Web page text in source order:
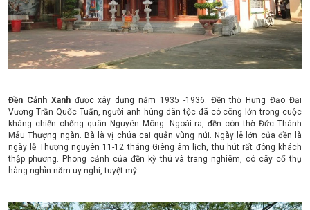
Đền Cảnh Xanhđược xây dựng năm 1935 -1936. Đền thờ Hưng Đạo Đại
Vương Trần Quốc Tuấn, người anh hùng dân tộc đã có công lớn trong cuộc
kháng chiến chống quân Nguyên Mông. Ngoài ra, đền còn thờ Đức Thánh
Mẫu Thượng ngàn. Bà là vị chúa cai quản vùng núi. Ngày lễ lớn của đền là
ngày lễ Thượng nguyên 11-12 tháng Giêng âm lịch, thu hút rất đông khách
thập phương. Phong cảnh của đền kỳ thú và trang nghiêm, có cây cổ thụ
hàng nghìn năm uy nghi, tuyệt mỹ.